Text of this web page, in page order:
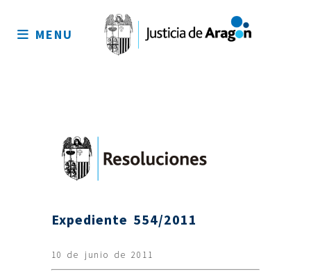
sitio
MENU
Expediente 554/2011
10 de junio de 2011